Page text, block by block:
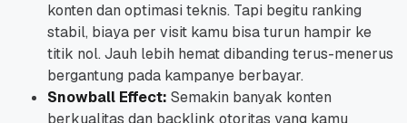
konten dan optimasi teknis. Tapi begitu ranking
stabil, biaya per visit kamu bisa turun hampir ke
titik nol. Jauh lebih hemat dibanding terus-menerus
bergantung pada kampanye berbayar.
Snowball Effect: Semakin banyak konten
berkualitas dan backlink otoritas yang kamu